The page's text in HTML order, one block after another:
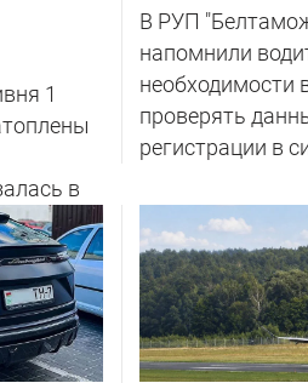
1
в
В РУП
напомнили
необходимости
проверять
регистрации в